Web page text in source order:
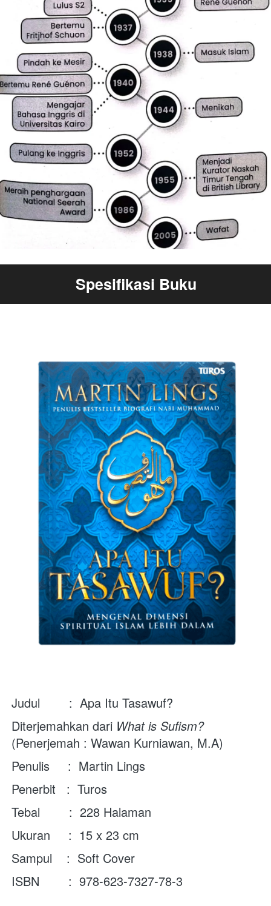
Spesifikasi Buku
Judul        :  Apa Itu Tasawuf?
Diterjemahkan dari
What is Sufism?
(Penerjemah : Wawan Kurniawan, M.A)
Penulis     :  Martin Lings
Penerbit   :  Turos
Tebal        :  228 Halaman
Ukuran     :  15 x 23 cm
Sampul    :  Soft Cover
ISBN        :  978-623-7327-78-3